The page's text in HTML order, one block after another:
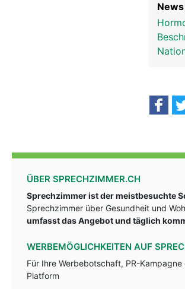
News
ÜBER SPRECHZIMMER.CH
Sprechzimmer ist der meistbesuchte
Sprechzimmer über Gesundheit und
umfasst das Angebot und täglich
WERBEMÖGLICHKEITEN AUF
Für Ihre Werbebotschaft, PR-
Platform